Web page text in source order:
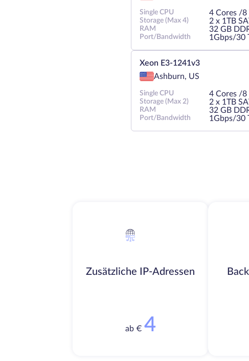
Single CPU 4 Cores /8
Storage (Max 4) 2 х 1TB
RAM 32 GB
Port/Bandwidth 1Gbps/30
Xeon E3-1241v3
Ashburn, US
Single CPU 4 Cores /8
Storage (Max 2) 2 х 1TB
RAM 32 GB
Port/Bandwidth 1Gbps/30
Zusätzliche IP-Adressen
ab € 4